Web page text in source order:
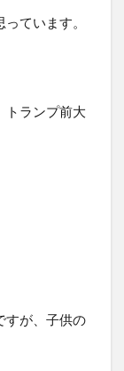
ています。
トランプ前大
すが、子供の